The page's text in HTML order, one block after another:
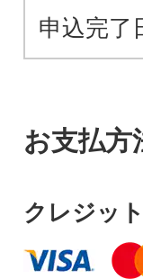
申込完了
お支払方
クレジッ